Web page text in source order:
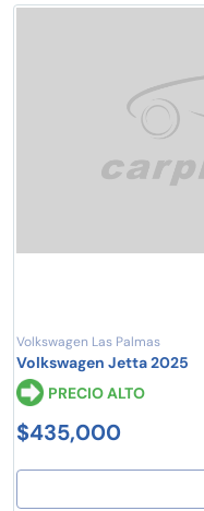
Volkswagen Las Palmas
Volkswagen Jetta 2025
PRECIO ALTO
$435,000